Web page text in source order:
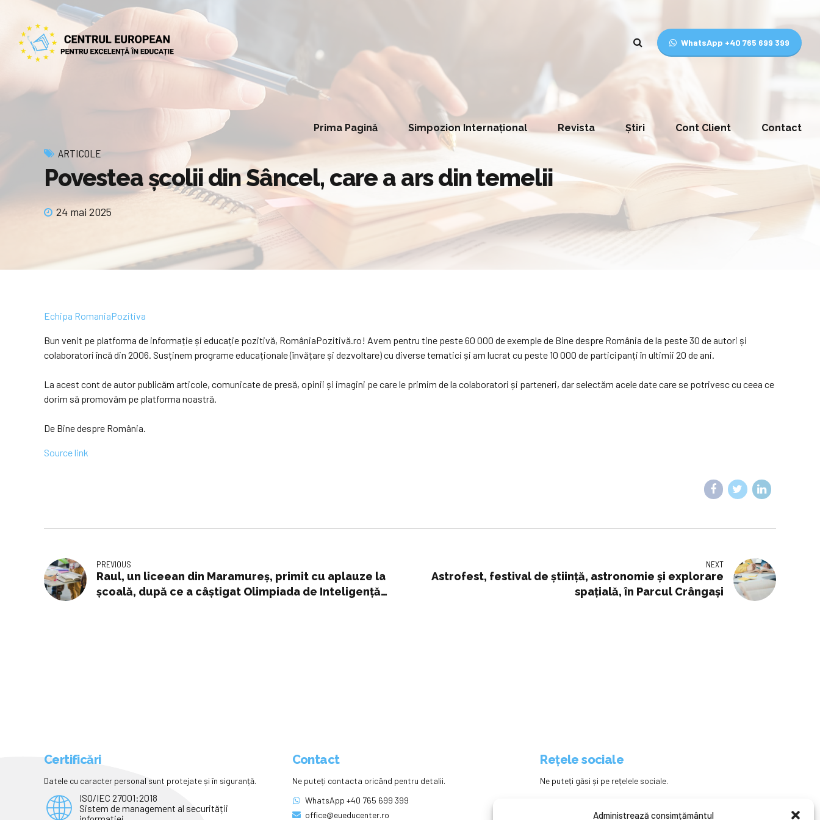
Administrează consimțământul
WhatsApp +40 765 699 399
Prima Pagină Simpozion Internațional Revista Știri Cont Client Contact
ARTICOLE
Povestea școlii din Sâncel, care a ars din temelii
24 mai 2025
Echipa RomaniaPozitiva
Bun venit pe platforma de informație și educație pozitivă, RomâniaPozitivă.ro! Avem pentru tine peste 60 000 de exemple de Bine despre România de la peste 30 de autori și
colaboratori încă din 2006. Susținem programe educaționale (învățare și dezvoltare) cu diverse tematici și am lucrat cu peste 10 000 de participanți în ultimii 20 de ani.
La acest cont de autor publicăm articole, comunicate de presă, opinii și imagini pe care le primim de la colaboratori și parteneri, dar selectăm acele date care se potrivesc cu ceea ce
dorim să promovăm pe platforma noastră.
De Bine despre România.
Source link
PREVIOUS
Raul, un liceean din Maramureș, primit cu aplauze la
școală, după ce a câștigat Olimpiada de Inteligență
NEXT
Astrofest, festival de știință, astronomie și explorare
spațială, în Parcul Crângași
Certificări
Datele cu caracter personal sunt protejate și în siguranță.
ISO/IEC 27001:2018
Sistem de management al securității
Contact
Ne puteți contacta oricând pentru detalii.
WhatsApp +40 765 699 399
office@eueducenter.ro
Rețele sociale
Ne puteți găsi și pe rețelele sociale.